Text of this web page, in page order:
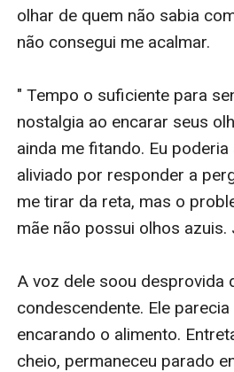
olhar de quem não sabia
não consegui me acalmar.
" Tempo o suficiente para
nostalgia ao encarar seus
ainda me fitando. Eu
aliviado por responder a
me tirar da reta, mas o
mãe não possui olhos azuis.
A voz dele soou desprovida
condescendente. Ele
encarando o alimento.
cheio, permaneceu parado